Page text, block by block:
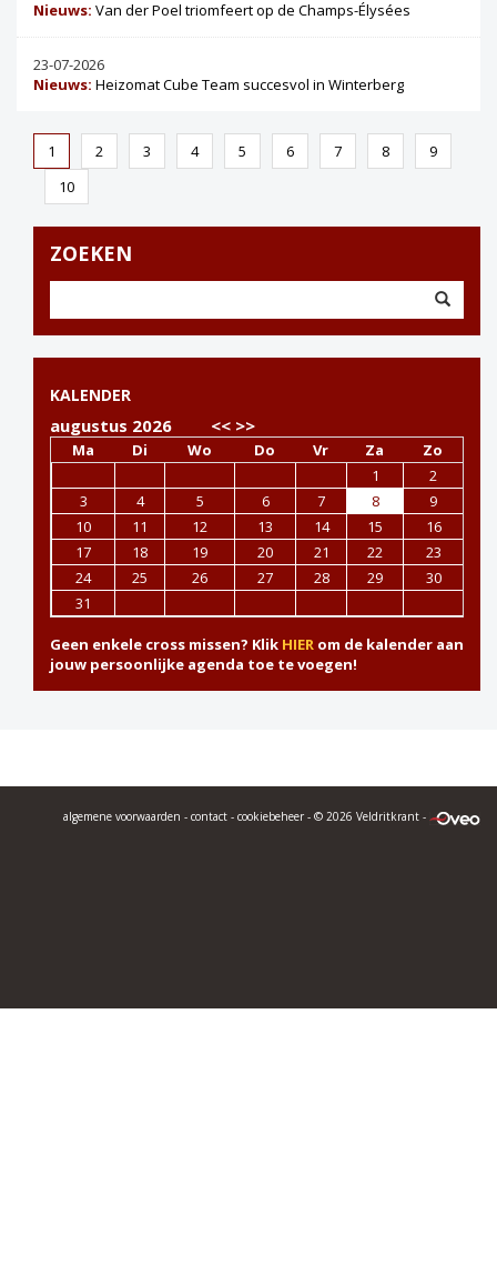
Nieuws: Van der Poel triomfeert op de Champs-Élysées
23-07-2026
Nieuws: Heizomat Cube Team succesvol in Winterberg
1 2 3 4 5 6 7 8
9
10
ZOEKEN
KALENDER
augustus 2026 << >>
Ma Di Wo Do Vr Za
Zo
1
2
3
4 5 6 7 8
9
10
11 12 13 14 15
16
17
18 19 20 21 22
23
24
25 26 27 28 29
30
31
Geen enkele cross missen? Klik HIER om de kalender aan
jouw persoonlijke agenda toe te voegen!
algemene voorwaarden - contact - cookiebeheer - © 2026 Veldritkrant -